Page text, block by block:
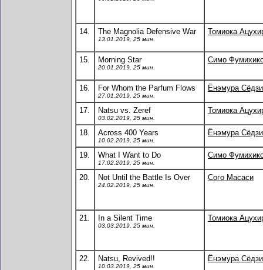
14. The Magnolia Defensive War
13.01.2019, 25 мин.
Томиока
15. Morning Star
20.01.2019, 25 мин.
Симо
16. For Whom the Parfum Flows
27.01.2019, 25 мин.
Ёнэмура Сёдзи
17. Natsu vs. Zeref
03.02.2019, 25 мин.
Томиока
18. Across 400 Years
10.02.2019, 25 мин.
Ёнэмура Сёдзи
19. What I Want to Do
17.02.2019, 25 мин.
Симо
20. Not Until the Battle Is Over
24.02.2019, 25 мин.
Сого Масаси
21. In a Silent Time
03.03.2019, 25 мин.
Томиока
22. Natsu, Revived!!
10.03.2019, 25 мин.
Ёнэмура Сёдзи